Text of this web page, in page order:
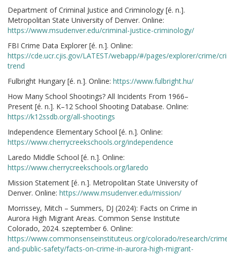
Department of Criminal Justice and Criminology [é. n.].
Metropolitan State University of Denver. Online:
https://www.msudenver.edu/criminal-justice-criminology/
FBI Crime Data Explorer [é. n.]. Online:
https://cde.ucr.cjis.gov/LATEST/webapp/#/pages/explorer/crime/
trend
Fulbright Hungary [é. n.]. Online: https://www.fulbright.hu/
How Many School Shootings? All Incidents From 1966–
Present [é. n.]. K–12 School Shooting Database. Online:
https://k12ssdb.org/all-shootings
Independence Elementary School [é. n.]. Online:
https://www.cherrycreekschools.org/independence
Laredo Middle School [é. n.]. Online:
https://www.cherrycreekschools.org/laredo
Mission Statement [é. n.]. Metropolitan State University of
Denver. Online: https://www.msudenver.edu/mission/
Morrissey, Mitch – Summers, DJ (2024): Facts on Crime in
Aurora High Migrant Areas. Common Sense Institute
Colorado, 2024. szeptember 6. Online:
https://www.commonsenseinstituteus.org/colorado/research/
and-public-safety/facts-on-crime-in-aurora-high-migrant-